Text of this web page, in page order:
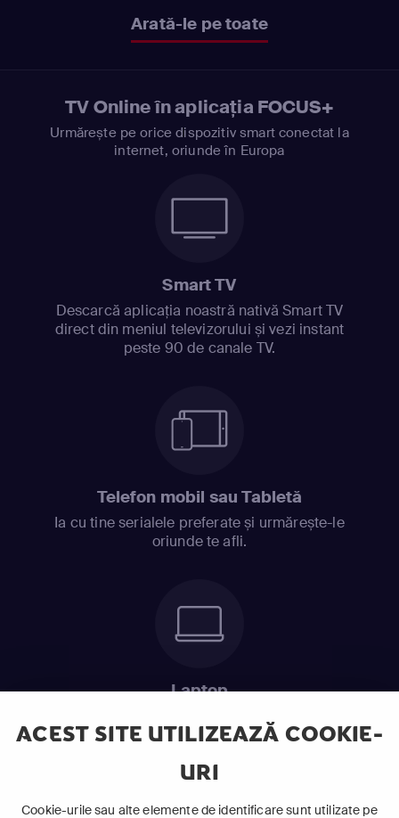
ACEST SITE UTILIZEAZĂ COOKIE-
URI
Cookie-urile sau alte elemente de identificare sunt utilizate pe
Arată-le pe toate
TV Online în aplicația FOCUS+
Urmărește pe orice dispozitiv smart conectat la
internet, oriunde în Europa
Smart TV
Descarcă aplicația noastră nativă Smart TV
direct din meniul televizorului și vezi instant
peste 90 de canale TV.
Telefon mobil sau Tabletă
Ia cu tine serialele preferate și urmărește-le
oriunde te afli.
Laptop
ABONEAZĂ-TE ACUM